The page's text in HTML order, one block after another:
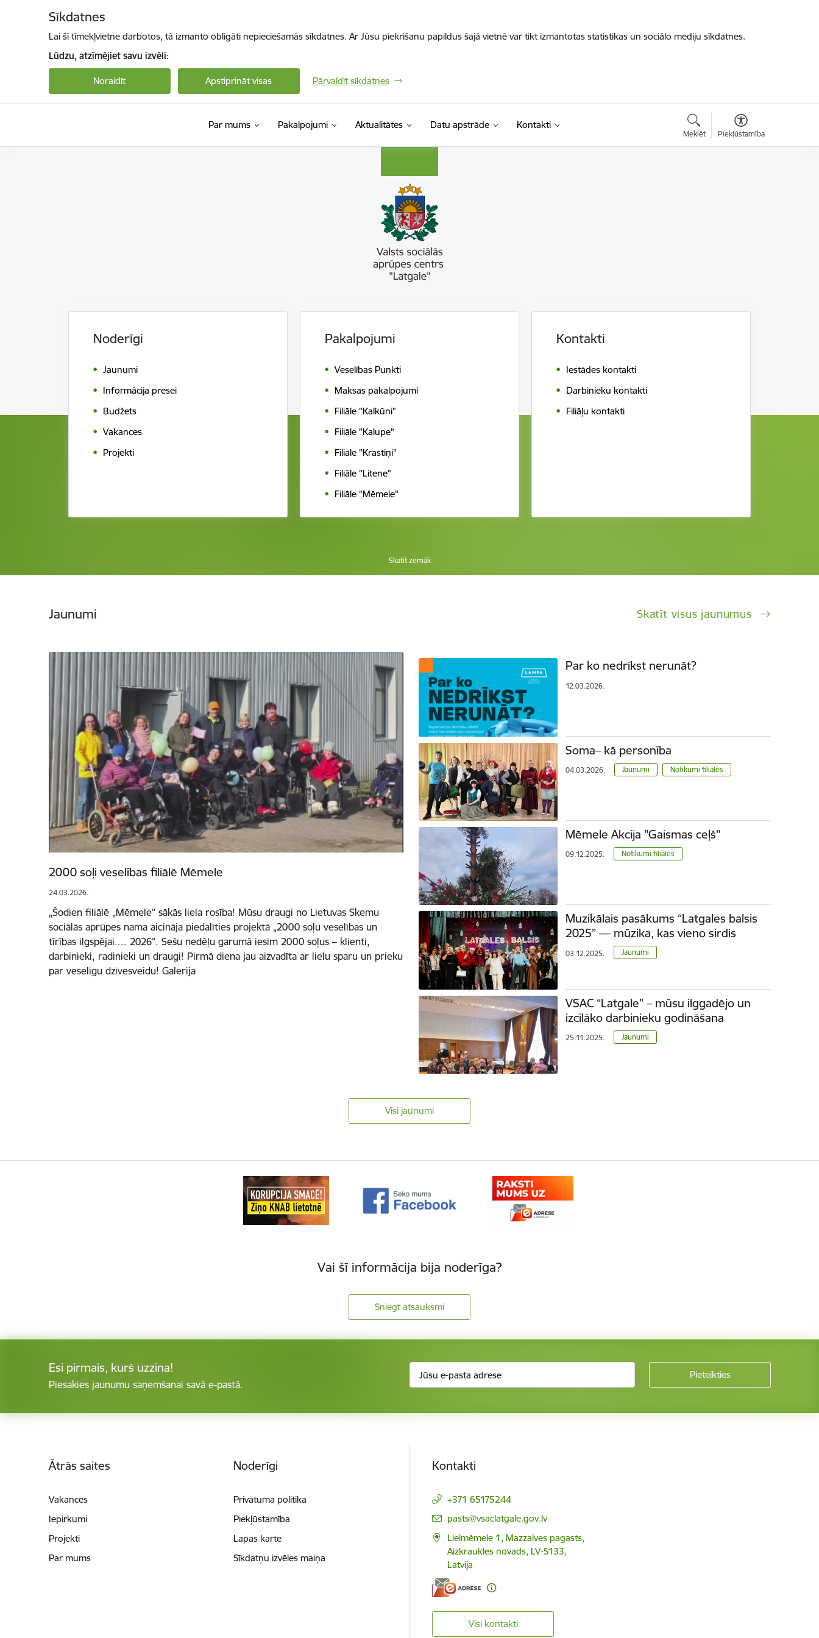
Sīkdatnes
Lai šī tīmekļvietne darbotos, tā izmanto obligāti nepieciešamās sīkdatnes. Ar Jūsu piekrišanu papildus šajā vietnē var tikt izmantotas statistikas un sociālo mediju sīkdatnes.
Lūdzu, atzīmējiet savu izvēli:
Noraidīt Apstiprināt visas Pārvaldīt sīkdatnes
Par mums Pakalpojumi Aktualitātes Datu apstrāde Kontakti
Meklēt Piekļūstamība
Noderīgi
Jaunumi
Informācija presei
Budžets
Vakances
Projekti
Pakalpojumi
Veselības Punkti
Maksas pakalpojumi
Filiāle "Kalkūni"
Filiāle "Kalupe"
Filiāle "Krastiņi"
Filiāle "Litene"
Filiāle "Mēmele"
Kontakti
Iestādes kontakti
Darbinieku kontakti
Filiāļu kontakti
Skatīt zemāk
Jaunumi Skatīt visus jaunumus
2000 soļi veselības filiālē Mēmele
24.03.2026.
„Šodien filiālē „Mēmele“ sākās liela rosība! Mūsu draugi no Lietuvas Skemu
sociālās aprūpes nama aicināja piedalīties projektā „2000 soļu veselības un
tīrības ilgspējai.... 2026“. Sešu nedēļu garumā iesim 2000 soļus – klienti,
darbinieki, radinieki un draugi! Pirmā diena jau aizvadīta ar lielu sparu un prieku
par veselīgu dzīvesveidu! Galerija
Par ko nedrīkst nerunāt?
12.03.2026.
Soma– kā personība
04.03.2026. Jaunumi Notikumi filiālēs
Mēmele Akcija "Gaismas ceļš"
09.12.2025. Notikumi filiālēs
Muzikālais pasākums “Latgales balsis
2025” — mūzika, kas vieno sirdis
03.12.2025. Jaunumi
VSAC “Latgale” – mūsu ilggadējo un
izcilāko darbinieku godināšana
25.11.2025. Jaunumi
Visi jaunumi
Vai šī informācija bija noderīga?
Sniegt atsauksmi
Esi pirmais, kurš uzzina!
Piesakies jaunumu saņemšanai savā e-pastā.
Ātrās saites
Vakances
Iepirkumi
Projekti
Par mums
Noderīgi
Privātuma politika
Piekļūstamība
Lapas karte
Sīkdatņu izvēles maiņa
Kontakti
+371 65175244
E-pasts:
pasts@vsaclatgale.gov.lv
Lielmēmele 1, Mazzalves pagasts,
Aizkraukles novads, LV-5133,
Latvija
Visi kontakti